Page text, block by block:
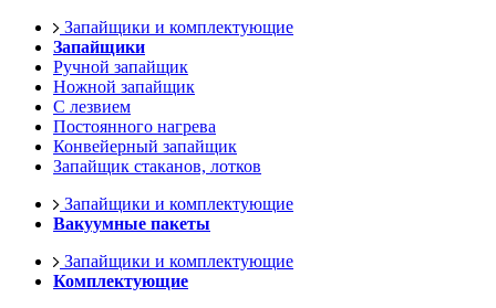
Запайщики и комплектующие
Запайщики
Ручной запайщик
Ножной запайщик
С лезвием
Постоянного нагрева
Конвейерный запайщик
Запайщик стаканов, лотков
Запайщики и комплектующие
Вакуумные пакеты
Запайщики и комплектующие
Комплектующие